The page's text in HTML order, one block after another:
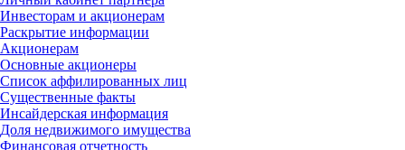
Инвесторам и акционерам
Раскрытие информации
Акционерам
Основные акционеры
Список аффилированных лиц
Существенные факты
Инсайдерская информация
Доля недвижимого имущества
Финансовая отчетность